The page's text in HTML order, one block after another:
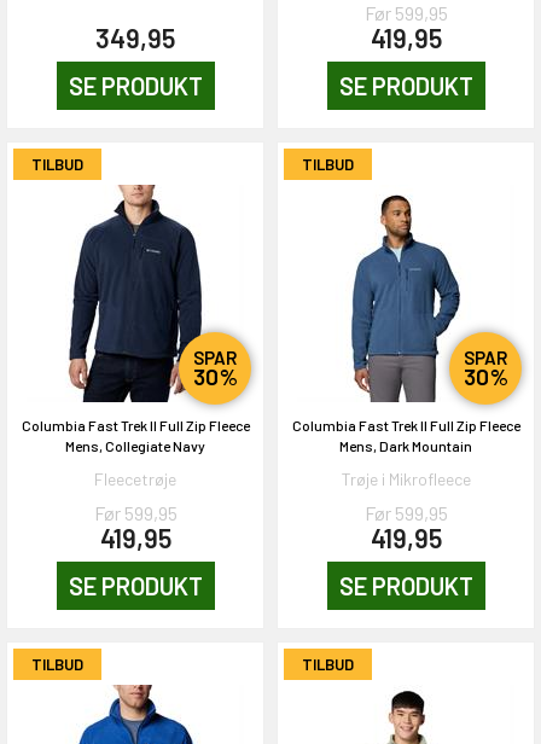
349,95
SE PRODUKT
Før 599,95
419,95
SE PRODUKT
TILBUD
SPAR
30%
Columbia Fast Trek II Full Zip Fleece
Mens, Collegiate Navy
Fleecetrøje
Før 599,95
419,95
SE PRODUKT
TILBUD
SPAR
30%
Columbia Fast Trek II Full Zip Fleece
Mens, Dark Mountain
Trøje i Mikrofleece
Før 599,95
419,95
SE PRODUKT
TILBUD TILBUD